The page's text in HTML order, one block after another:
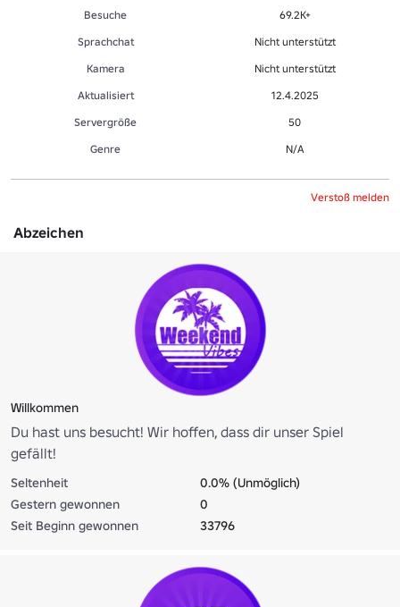
Besuche
69.2K+
Sprachchat
Nicht unterstützt
Kamera
Nicht unterstützt
Aktualisiert
12.4.2025
Servergröße
50
Genre
N/A
Verstoß melden
Abzeichen
Willkommen
Du hast uns besucht! Wir hoffen, dass dir unser Spiel
gefällt!
Seltenheit
0.0% (Unmöglich)
Gestern gewonnen
0
Seit Beginn gewonnen
33796